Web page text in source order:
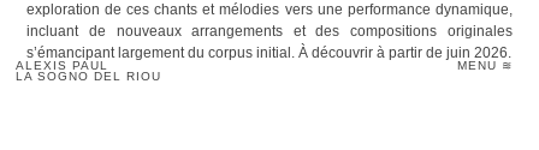
ALEXIS PAUL
LA SOGNO DEL RIOU
exploration de ces chants et mélodies vers une performance dynamique,
incluant de nouveaux arrangements et des compositions originales
s’émancipant largement du corpus initial. À découvrir à partir de juin 2026.
MENU ≋